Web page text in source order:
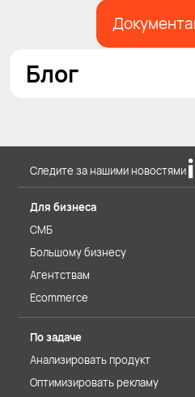
Блог
Следите за нашими новостями
Для бизнеса
СМБ
Большому бизнесу
Агентствам
Ecommerce
По задаче
Анализировать продукт
Оптимизировать рекламу